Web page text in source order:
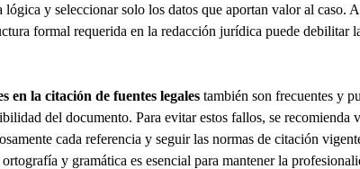
lógica y seleccionar solo los datos que aportan valor al caso.
formal requerida en la redacción jurídica puede debilitar
en la citación de fuentes legalestambién son frecuentes y
del documento. Para evitar estos fallos, se recomienda
cada referencia y seguir las normas de citación
y gramática es esencial para mantener la